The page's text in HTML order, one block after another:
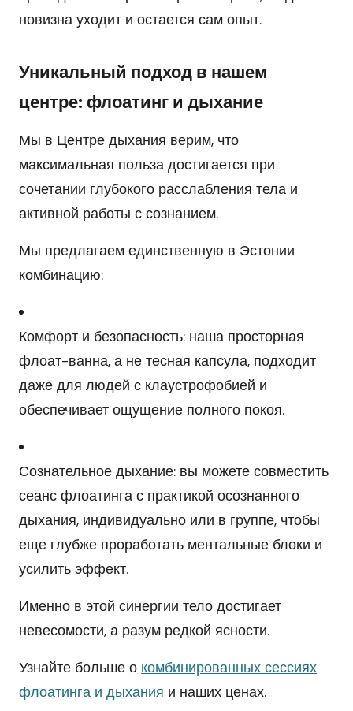
новизна уходит и остается сам опыт.
Уникальный подход в нашем
центре: флоатинг и дыхание
Мы в Центре дыхания верим, что
максимальная польза достигается при
сочетании глубокого расслабления тела и
активной работы с сознанием.
Мы предлагаем единственную в Эстонии
комбинацию:
Комфорт и безопасность: наша просторная
флоат-ванна, а не тесная капсула, подходит
даже для людей с клаустрофобией и
обеспечивает ощущение полного покоя.
Сознательное дыхание: вы можете совместить
сеанс флоатинга с практикой осознанного
дыхания, индивидуально или в группе, чтобы
еще глубже проработать ментальные блоки и
усилить эффект.
Именно в этой синергии тело достигает
невесомости, а разум редкой ясности.
Узнайте больше о комбинированных сессиях
флоатинга и дыхания и наших ценах.